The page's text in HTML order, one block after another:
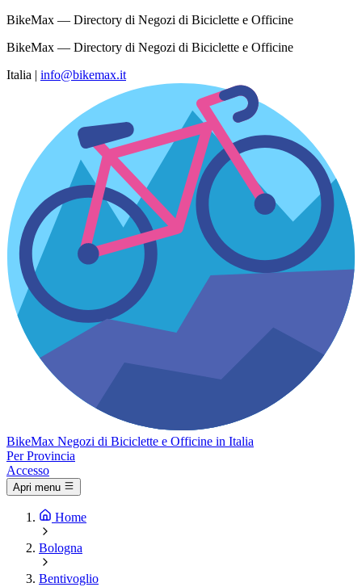
BikeMax — Directory di Negozi di Biciclette e Officine
BikeMax — Directory di Negozi di Biciclette e Officine
Italia | info@bikemax.it
BikeMax Negozi di Biciclette e Officine in Italia
Per Provincia
Accesso
Apri menu
Home
Bologna
Bentivoglio